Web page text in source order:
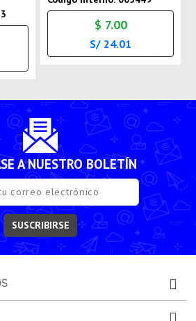
$ 7.00
S/ 24.01
A NUESTRO BOLETÍN
SUSCRIBIRSE